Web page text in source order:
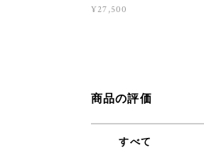
¥27,500
商品の評価
すべて